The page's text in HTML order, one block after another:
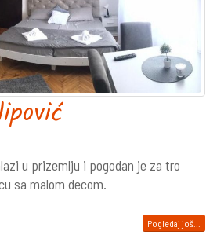
u prizemlju i pogodan je za tro
sa malom decom.
Pogledaj još...